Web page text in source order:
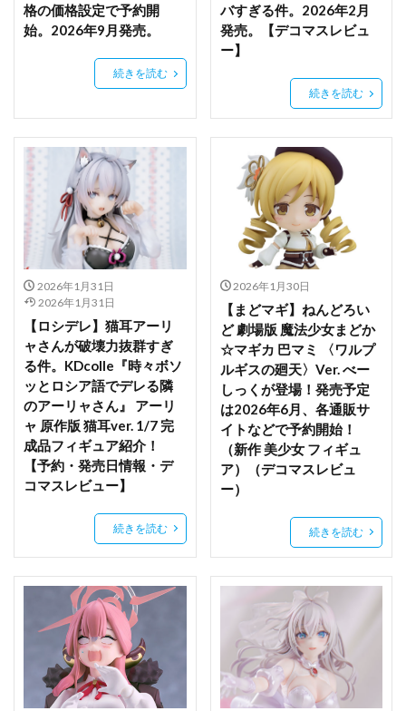
古見川葵
古見硝子
可愛いカード
史上最強の大魔王、村人Aに転生する
叶姉妹
叶美香 同期ちゃん
呂蒙子明
周防美来
和セーラーちゃん
和泉沢愛生
和泉紗霧
咲う アルスノトリア
咲良ゆき
喜多川海夢
四季 四宮かぐや
四楓院夜一
四糸乃
回天堂
地獄先生ぬ～べ～
地雷コーデエロフ-ルナ
地霊使いアウス/Aussa the Earth Chamer
塗山紅紅
壱
夏の終わり JK少女 夏芽
多喜川メアル
夜刀神十香
夢魔の踊り
大好真々子
大火鳥玩具（ビッグファイヤーバードビルド）
大空スバル
大褐色時代
天使ちゃん(チョロい)
天使警察
天元突破グレンラガン 天宮凛
天気
天神乱漫 LUCKY or UNLUCKY！？
天野エリカ
太平天極
太陽の牙ダグラム
失格紋の最強賢者
女上司
姉なるもの 姫柊雪菜
学マス
宇佐田みみ
宇崎ちゃんは遊びたい！
宇崎ちゃんは遊びたい！ω
宇崎月
宝多六花 宝玉の伝説
宝玉獣
宝玉獣 サファイア・ペガサス/Crystal Beast Sapphire Pegasus
宝鐘マリン
宮本武蔵
宵崎奏
宿儺
対魔忍RPG
対魔忍ユキカゼ2
小アルベール
小悪魔ちゃん-萬魔にうむ-
小悪魔りあすちゃん
小林さんちのメイドラゴン
格の価格設定で予約開
始。2026年9月発売。
続きを読む
バすぎる件。2026年2月
発売。【デコマスレビュ
ー】
続きを読む
2026年1月31日
2026年1月31日
【ロシデレ】猫耳アーリ
ャさんが破壊力抜群すぎ
る件。KDcolle『時々ボソ
ッとロシア語でデレる隣
のアーリャさん』 アーリ
ャ 原作版 猫耳ver. 1/7 完
成品フィギュア紹介！
【予約・発売日情報・デ
コマスレビュー】
続きを読む
2026年1月30日
【まどマギ】ねんどろい
ど 劇場版 魔法少女まどか
☆マギカ 巴マミ 〈ワルプ
ルギスの廻天〉Ver. べー
しっくが登場！発売予定
は2026年6月、各通販サ
イトなどで予約開始！
（新作 美少女 フィギュ
ア）（デコマスレビュ
ー）
続きを読む